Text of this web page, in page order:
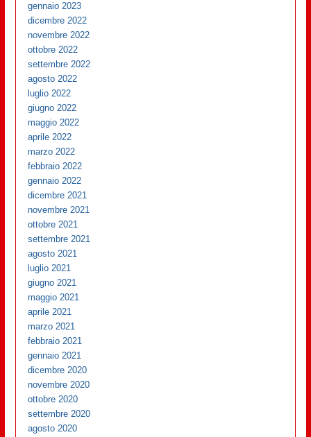
gennaio 2023
dicembre 2022
novembre 2022
ottobre 2022
settembre 2022
agosto 2022
luglio 2022
giugno 2022
maggio 2022
aprile 2022
marzo 2022
febbraio 2022
gennaio 2022
dicembre 2021
novembre 2021
ottobre 2021
settembre 2021
agosto 2021
luglio 2021
giugno 2021
maggio 2021
aprile 2021
marzo 2021
febbraio 2021
gennaio 2021
dicembre 2020
novembre 2020
ottobre 2020
settembre 2020
agosto 2020